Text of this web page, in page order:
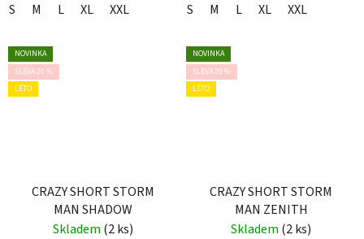
S M L XL XXL S M L XL XXL
NOVINKA
SLEVA 20 %
LÉTO
CRAZY SHORT STORM
MAN SHADOW
Skladem (2 ks)
NOVINKA
SLEVA 20 %
LÉTO
CRAZY SHORT STORM
MAN ZENITH
Skladem (2 ks)